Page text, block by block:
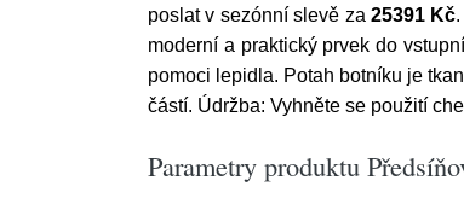
poslat v sezónní slevě za 25391 Kč
moderní a praktický prvek do
pomoci lepidla. Potah botníku je
částí. Údržba: Vyhněte se použití
Parametry produktu